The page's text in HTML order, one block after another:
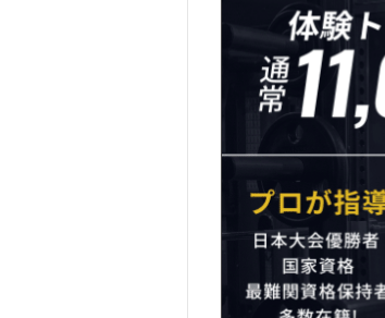
ーソナル ジ
ム)をおす
すめする人
THE
PERSONAL
GYM(ザ パ
ム)をおす
すめしない
人
5
THE
PERSONAL